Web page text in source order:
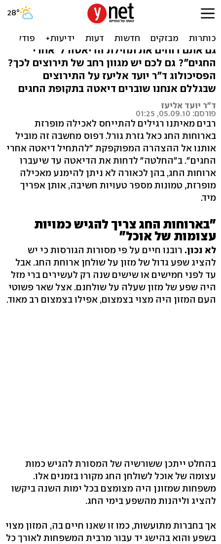
"מתחילים אחרי החגים".
תירוצים ששוברים דיאטה
גם אתם דוחים את תחילת הדיאטה ל"אחרי
החגים"? גם לכם יש מגוון רחב של תירוצים לכך?
הפסיכולוג ד"ר יועד אליעז על התירוצים
שבגללם אנחנו שוברים דיאטה בתקופת החגים
ד"ר יועד אליעז
פורסם: 05.09.10, 01:25
רבים מאיתנו רגילים להתייחס לאכילה מופרזת
בארוחות החג כאל גזרת גורל. דפוס מחשבה זה מוביל
אותנו אל ההצהרה המפוקפקת "להתחיל דיאטה אחרי
החגים". ב"החלטה" לדחות את הדיאטה עד שיעברו
ארוחות החג, בהן לכאורה לא ניתן להימנע מאכילה
מופרזת, טמונות מספר טעויות חשיבה, אותן אפריך
מיד.
"בארוחות החג צריך להגיש כמויות
עצומות של אוכל"
לא נכון. רובנו חיים על פי מסורות הגורסות כי יש
להציג שפע גדול של מזון על שולחן ארוחת החג. אבל
עד לפני חמישים או שישים שנה רק לעשירים ברי מזל
היה שפע של מזון שעלה על שולחנם. אצל שאר פשוטי
העם המזון היה מצוי בצמצום, אפילו בצמצום רב מאוד.
בהחלט ייתכן ששורשיה של המסורת להגיש כמות
עצומה של אוכל לשולחן החג מקורו בזמנים אלו.
משפחות שמזונן היה מצומצם בכל ימות השנה ביקשו
להציג וליהנות מהשפע בימי החג.
אך בחברות מתועשות, כמו זו שאנו חיים בה, המזון מצוי
בשפע והוא בהישג יד עבור מרבית המשפחות לאורך כל